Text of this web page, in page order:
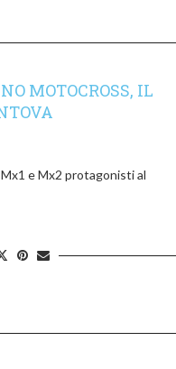
MOTOCROSS, IL
e Mx2 protagonisti al